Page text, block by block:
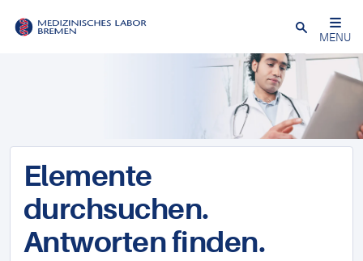
Schließen
MENU
Elemente
durchsuchen.
Antworten finden.